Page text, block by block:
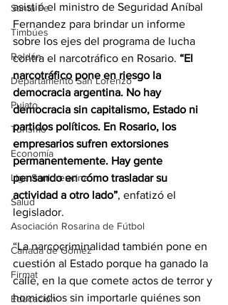
Santa Fe
Timbúes
Roldán
Departamento San Lorenzo
Pujato
Turismo
Economía
Liga Sanlorencina
Salud
Asociación Rosarina de Fútbol
Cañada de Gómez
Firmat
Educación
asistió el ministro de Seguridad Aníbal
Fernandez para brindar un informe
sobre los ejes del programa de lucha
contra el narcotráfico en Rosario. “El
narcotráfico pone en riesgo la
democracia argentina. No hay
democracia sin capitalismo, Estado ni
partidos políticos. En Rosario, los
empresarios sufren extorsiones
permanentemente. Hay gente
pensando en cómo trasladar su
actividad a otro lado”, enfatizó el
legislador.
“La narcocriminalidad también pone en
cuestión al Estado porque ha ganado la
calle, en la que comete actos de terror y
homicidios sin importarle quiénes son